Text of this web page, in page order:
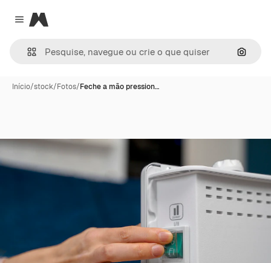
Close menu
Magnific
Início/stock/Fotos/Feche a mão pression…